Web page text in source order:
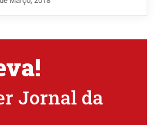
Jornal da